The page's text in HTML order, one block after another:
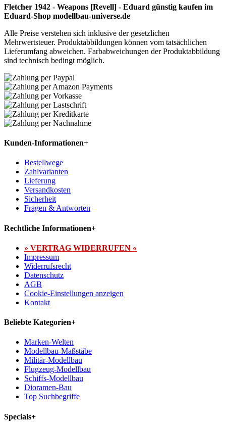
Fletcher 1942 - Weapons [Revell] - Eduard günstig kaufen im
Eduard-Shop modellbau-universe.de
Alle Preise verstehen sich inklusive der gesetzlichen
Mehrwertsteuer. Produktabbildungen können vom tatsächlichen
Lieferumfang abweichen. Farbabweichungen der Produktabbildung
sind technisch bedingt möglich.
Kunden-Informationen+
Bestellwege
Zahlvarianten
Lieferung
Versandkosten
Sicherheit
Fragen & Antworten
Rechtliche Informationen+
» VERTRAG WIDERRUFEN «
Impressum
Widerrufsrecht
Datenschutz
AGB
Cookie-Einstellungen anzeigen
Kontakt
Beliebte Kategorien+
Marken-Welten
Modellbau-Maßstäbe
Militär-Modellbau
Flugzeug-Modellbau
Schiffs-Modellbau
Dioramen-Bau
Top Suchbegriffe
Specials+